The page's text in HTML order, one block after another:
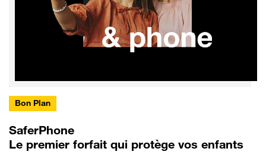
Bon Plan
SaferPhone
Le premier forfait qui protège vos enfants